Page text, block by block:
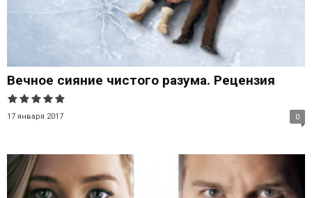
Вечное сияние чистого разума. Рецензия
17 января 2017 0